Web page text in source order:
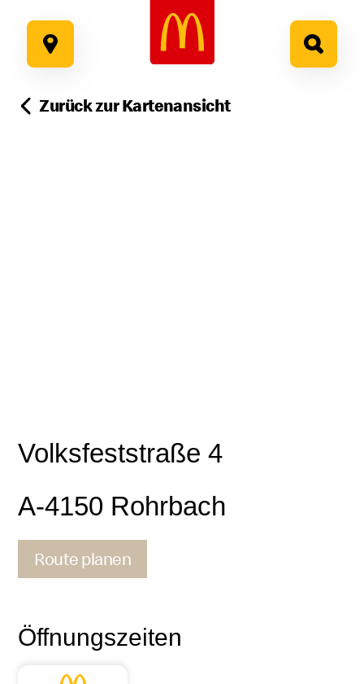
Inhalt
springen
Zurück zur Kartenansicht
Volksfeststraße 4
A-4150 Rohrbach
Route planen
Öffnungszeiten